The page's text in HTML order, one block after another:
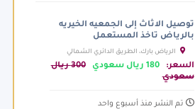
توصيل الاثاث إلى الجمعيه الخيريه
بالرياض تاخذ المستعمل
الرياض بارك، الطريق الدائري الشمالي
الفرعي، الرياض السعودية
السعر: 180 ريال سعودي
300 ريال
سعودي
تم النشر منذ أسبوع واحد